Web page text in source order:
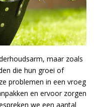
maar zoals
die hun groei of
problemen in een vroeg
en ervoor zorgen
we een aantal